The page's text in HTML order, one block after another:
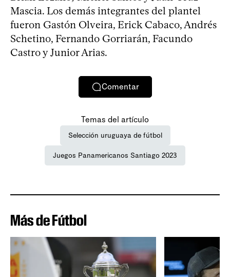
Mascia. Los demás integrantes del plantel
fueron Gastón Olveira, Erick Cabaco, Andrés
Schetino, Fernando Gorriarán, Facundo
Castro y Junior Arias.
Comentar
Temas del artículo
Selección uruguaya de fútbol
Juegos Panamericanos Santiago 2023
Más de Fútbol